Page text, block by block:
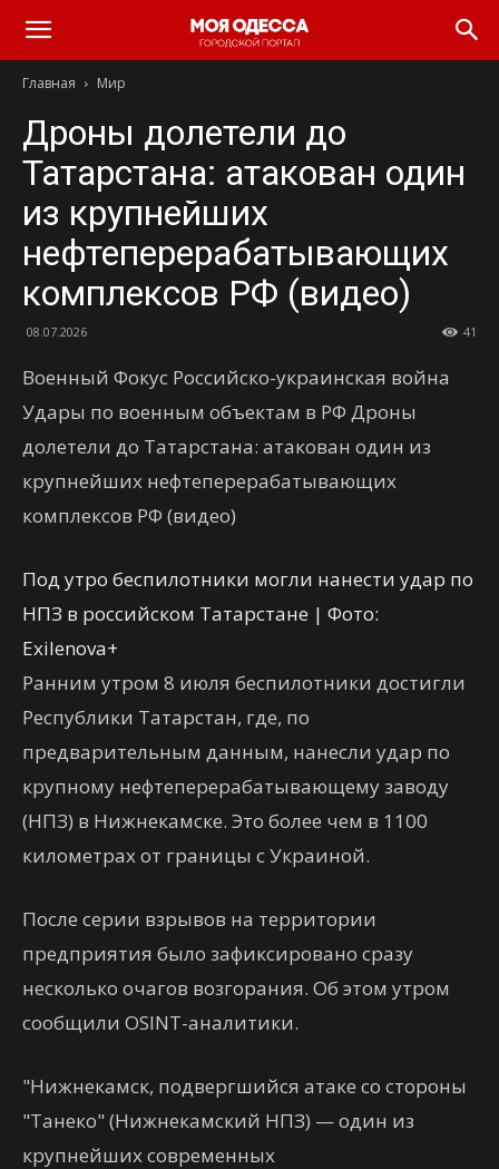
Моя
Одесса
Главная Мир
Дроны долетели до
Татарстана: атакован один
из крупнейших
нефтеперерабатывающих
комплексов РФ (видео)
08.07.2026 41
Военный Фокус Российско-украинская война
Удары по военным объектам в РФ Дроны
долетели до Татарстана: атакован один из
крупнейших нефтеперерабатывающих
комплексов РФ (видео)
Под утро беспилотники могли нанести удар по
НПЗ в российском Татарстане | Фото:
Exilenova+
Ранним утром 8 июля беспилотники достигли
Республики Татарстан, где, по
предварительным данным, нанесли удар по
крупному нефтеперерабатывающему заводу
(НПЗ) в Нижнекамске. Это более чем в 1100
километрах от границы с Украиной.
После серии взрывов на территории
предприятия было зафиксировано сразу
несколько очагов возгорания. Об этом утром
сообщили OSINT-аналитики.
"Нижнекамск, подвергшийся атаке со стороны
"Танеко" (Нижнекамский НПЗ) — один из
крупнейших современных